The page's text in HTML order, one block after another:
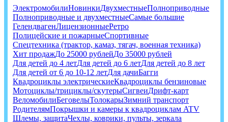
ЭлектромобилиНовинкиДвухместныеПолноприводные
Полноприводные и двухместныеСамые большие
ГелендвагенЛицензионныеРетро
Полицейские и пожарныеСпортивные
Спецтехника (трактор, камаз, тягач, военная техника)
Хит продажДо 25000 рублейДо 35000 рублей
Для детей до 4 летДля детей до 6 летДля детей до 8 лет
Для детей от 6 до 10-12 летДля дачиБагги
Квадроциклы электрическиеКвадроциклы бензиновые
Мотоциклы/трициклы/скутерыСигвеиДрифт-карт
ВеломобилиБеговелыТолокарыЗимний транспорт
РодителямПокрышки и камеры к квадроциклам ATV
Шлемы, защитаЧехлы, коврики, пульты, зеркала